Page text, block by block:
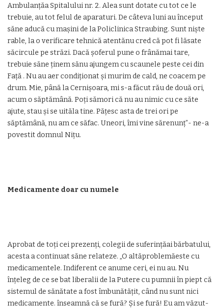
Ambulanțăa Spitalului nr. 2. Alea sunt dotate cu tot ce le
trebuie, au tot felul de aparaturi. De câteva luni au început
săne aducă cu mașini de la Policlinica Straubing. Sunt niște
rable, la o verificare tehnică atentănu cred că pot fi lăsate
săcircule pe străzi. Dacă șoferul pune o frânămai tare,
trebuie săne ținem sănu ajungem cu scaunele peste cei din
Față . Nu au aer condiționat și murim de cald, ne coacem pe
drum. Mie, până la Cernișoara, mi s-a făcut rău de două ori,
acum o săptămână. Poți sămori că nu au nimic cu ce săte
ajute, stau și se uităla tine. Pățesc asta de trei ori pe
săptămână, nu am ce săfac. Uneori, îmi vine sărenunț”- ne-a
povestit domnul Nițu.
Medicamente doar cu numele
Aprobat de toți cei prezenți, colegii de suferințăai bărbatului,
acesta a continuat săne relateze. „O altăproblemăeste cu
medicamentele. Indiferent ce anume ceri, ei nu au. Nu
înțeleg de ce se bat liberalii de la Putere cu pumnii în piept că
sistemul de sănătate a fost îmbunătățit, când nu sunt nici
medicamente. înseamnă că se fură? Și se fură! Eu am văzut-